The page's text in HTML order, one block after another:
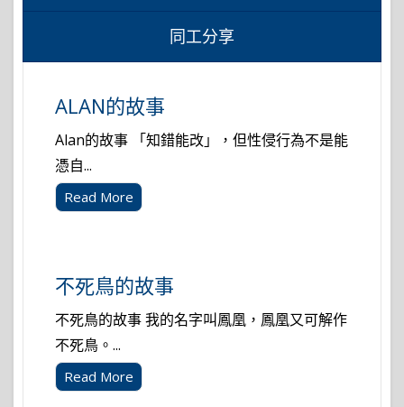
同工分享
ALAN的故事
Alan的故事 「知錯能改」，但性侵行為不是能
憑自...
Read More
不死鳥的故事
不死鳥的故事 我的名字叫鳳凰，鳳凰又可解作
不死鳥。...
Read More